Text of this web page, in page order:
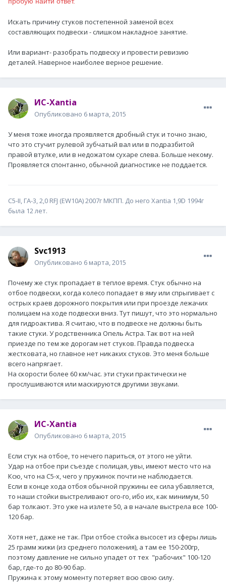
Искать причину стуков постепенной заменой всех
составляющих подвески - слишком накладное занятие.
Или вариант- разобрать подвеску и провести ревизию
деталей. Наверное наиболее верное решение.
ИС-Xantia
Опубликовано 6 марта, 2015
У меня тоже иногда проявляется дробный стук и точно знаю,
что это стучит рулевой зубчатый вал или в подразбитой
правой втулке, или в недожатом сухаре слева. Больше некому.
Проявляется спонтанно, обычной диагностике не поддается.
С5-II, ГА-3, 2,0 RFJ (EW10A) 2007г МКПП. До него Xantia 1,9D 1994г
была 12 лет.
Svc1913
Опубликовано 6 марта, 2015
Почему же стук пропадает в теплое время. Стук обычно на
отбое подвески, когда колесо попадает в яму или спрыгивает с
острых краев дорожного покрытия или при проезде лежачих
полицаем на ходе подвески вниз. Тут пишут, что это нормально
для гидроактива. Я считаю, что в подвеске не должны быть
такие стуки. У родственника Опель Астра. Так вот на ней
приезде по тем же дорогам нет стуков. Правда подвеска
жестковата, но главное нет никаких стуков. Это меня больше
всего напрягает.
На скорости более 60 км/час. эти стуки практически не
прослушиваются или маскируются другими звуками.
ИС-Xantia
Опубликовано 6 марта, 2015
Если стук на отбое, то нечего париться, от этого не уйти.
Удар на отбое при съезде с полицая, увы, имеют место что на
Ксю, что на С5-х, чего у пружинок почти не наблюдается.
Если в конце хода отбоя обычной пружины ее сила убавляется,
то наши стойки выстреливают ого-го, ибо их, как минимум, 50
бар толкают. Это уже на излете 50, а в начале выстрела все 100-
120 бар.
Хотя нет, даже не так. При отбое стойка высосет из сферы лишь
25 грамм жижи (из среднего положения), а там ее 150-200гр,
поэтому давление не сильно упадет от тех "рабочих" 100-120
бар, где-то до 80-90 бар.
Пружина к этому моменту потеряет всю свою силу.